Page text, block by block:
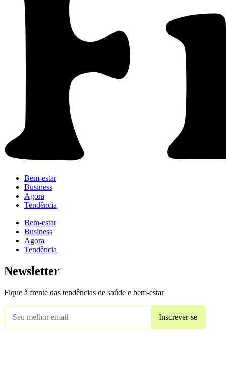
Bem-estar
Business
Agora
Tendência
Bem-estar
Business
Agora
Tendência
Newsletter
Fique à frente das tendências de saúde e bem-estar